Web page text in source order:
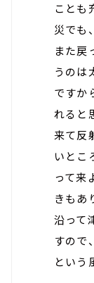
ことも
災でも
また戻
うのは
ですか
れると
来て反
いとこ
って来
きもあ
沿って
すので
という